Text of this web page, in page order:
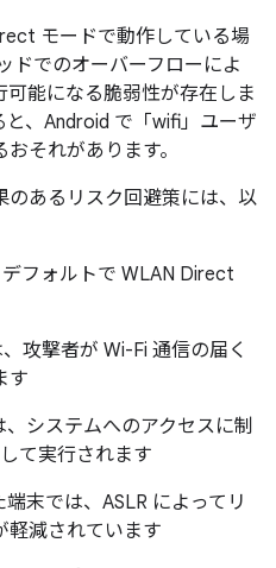
モードで動作している場
ドでのオーバーフローによ
能になる脆弱性が存在しま
、Android で「wifi」ユーザ
それがあります。
のあるリスク回避策には、以
フォルトで WLAN Direct
攻撃者が Wi-Fi 通信の届く
す
システムへのアクセスに制
て実行されます
末では、ASLR によってリ
軽減されています